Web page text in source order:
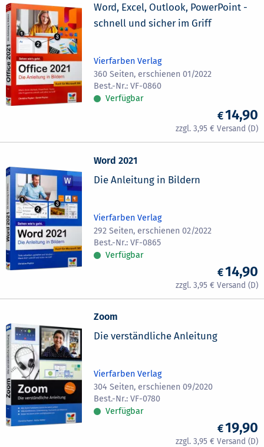
Word, Excel, Outlook, PowerPoint -
schnell und sicher im Griff
Vierfarben Verlag
360 Seiten, erschienen 01/2022
VF-0860
Verfügbar
14,90
3,95
Word 2021
Die Anleitung in Bildern
Vierfarben Verlag
292 Seiten, erschienen 02/2022
VF-0865
Verfügbar
14,90
3,95
Zoom
Die verständliche Anleitung
Vierfarben Verlag
304 Seiten, erschienen 09/2020
VF-0780
Verfügbar
19,90
3,95